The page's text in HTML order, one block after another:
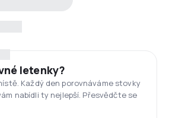
letenky?
Každý den porovnáváme stovky
nabídli ty nejlepší. Přesvědčte se